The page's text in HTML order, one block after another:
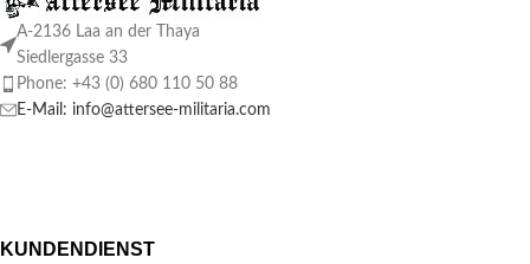
A-2136 Laa an der Thaya
Siedlergasse 33
Phone: +43 (0) 680 110 50 88
E-Mail: info@attersee-militaria.com
KUNDENDIENST